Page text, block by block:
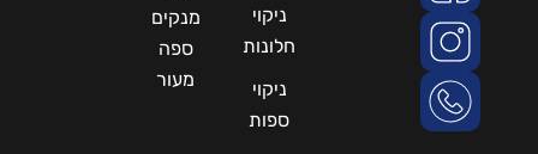
ניקוי
חלונות
ניקוי
ספות
מנקים
ספה
מעור